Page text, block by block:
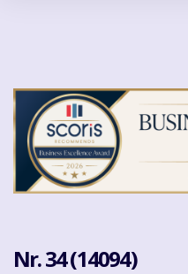
Nr. 34 (14094)